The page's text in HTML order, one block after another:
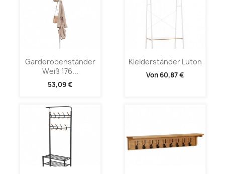
Garderobenständer
Weiß 176...
53,09 €
Kleiderständer Luton
Von 60,87 €